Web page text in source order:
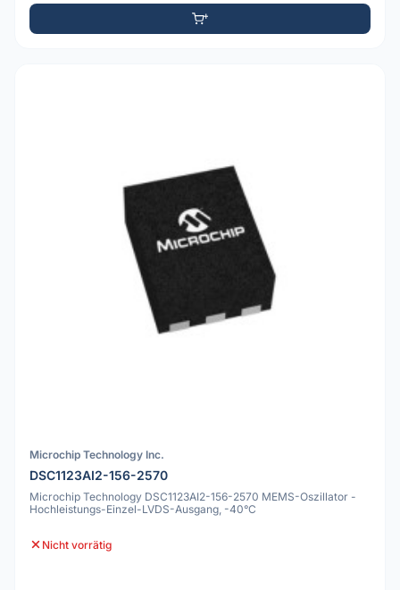
Microchip Technology Inc.
DSC1123AI2-156-2570
Microchip Technology DSC1123AI2-156-2570 MEMS-Oszillator -
Hochleistungs-Einzel-LVDS-Ausgang, -40°C
Nicht vorrätig